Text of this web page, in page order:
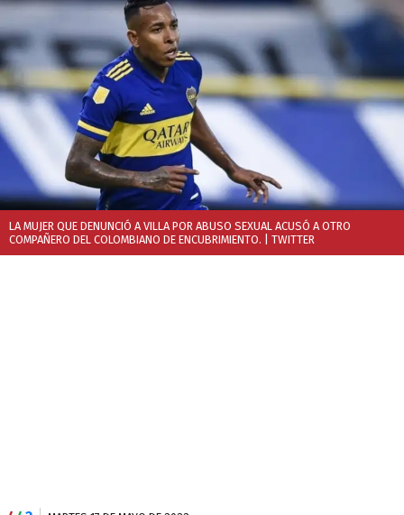
LA MUJER QUE DENUNCIÓ A VILLA POR ABUSO SEXUAL ACUSÓ A OTRO
COMPAÑERO DEL COLOMBIANO DE ENCUBRIMIENTO. | TWITTER